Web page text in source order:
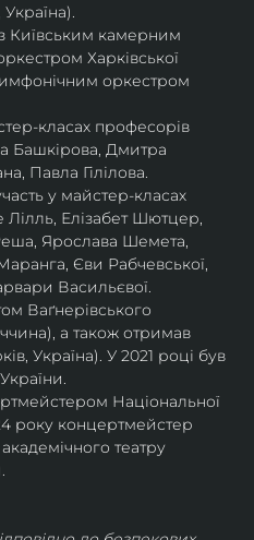
Україна).
Київським камерним
Харківської
оркестром
класах професорів
Башкірова, Дмитра
Павла Гілілова.
у майстер-класах
Лілль, Елізабет Шютцер,
Ярослава Шемета,
Єви Рабчевської,
Васильєвої.
Ваґнерівського
а також отримав
Україна). У 2021 році був
Національної
року концертмейстер
театру